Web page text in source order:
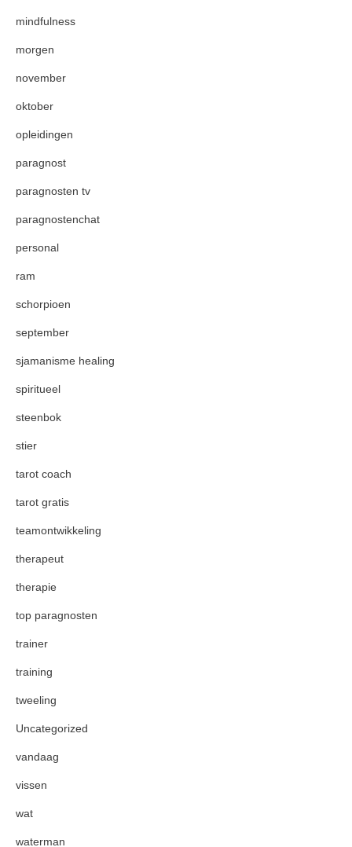
mindfulness
morgen
november
oktober
opleidingen
paragnost
paragnosten tv
paragnostenchat
personal
ram
schorpioen
september
sjamanisme healing
spiritueel
steenbok
stier
tarot coach
tarot gratis
teamontwikkeling
therapeut
therapie
top paragnosten
trainer
training
tweeling
Uncategorized
vandaag
vissen
wat
waterman